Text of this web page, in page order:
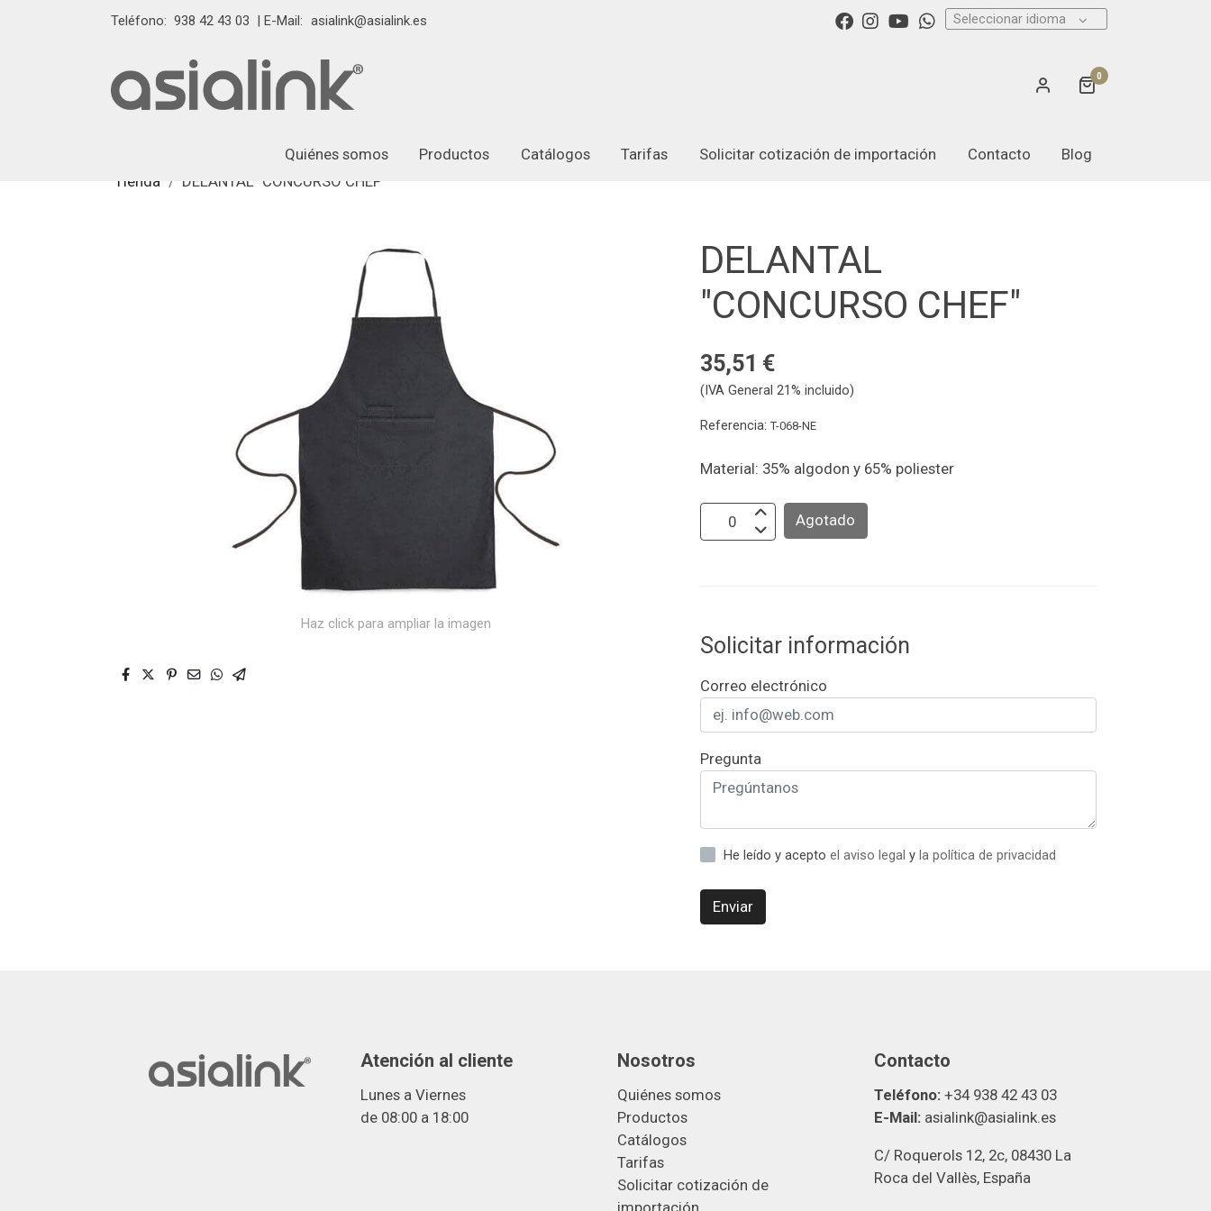
Teléfono: 938 42 43 03 | E-Mail: asialink@asialink.es Seleccionar idioma
0
Quiénes somos Productos Catálogos Tarifas Solicitar cotización de importación Contacto
Blog
Tienda
DELANTAL "CONCURSO CHEF"
Haz click para ampliar la imagen
DELANTAL
"CONCURSO CHEF"
35,51 €
(IVA General 21% incluido)
Referencia:T-068-NE
Material: 35% algodon y 65% poliester
Agotado
Solicitar información
Correo electrónico
Pregunta
He leído y acepto el aviso legal y la política de privacidad
Enviar
Atención al cliente
Lunes a Viernes
de 08:00 a 18:00
Nosotros
Quiénes somos
Productos
Catálogos
Tarifas
Solicitar cotización de
Contacto
Teléfono: +34 938 42 43 03
E-Mail: asialink@asialink.es
C/ Roquerols 12, 2c, 08430 La
Roca del Vallès, España